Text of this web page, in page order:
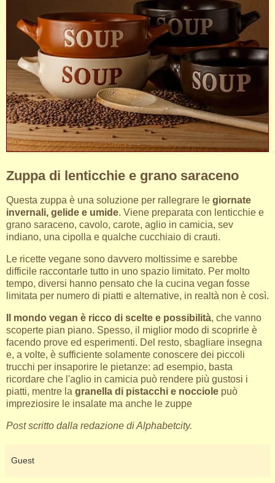
Zuppa di lenticchie e grano saraceno
Questa zuppa è una soluzione per rallegrare le giornate
invernali, gelide e umide. Viene preparata con lenticchie e
grano saraceno, cavolo, carote, aglio in camicia, sev
indiano, una cipolla e qualche cucchiaio di crauti.
Le ricette vegane sono davvero moltissime e sarebbe
difficile raccontarle tutto in uno spazio limitato. Per molto
tempo, diversi hanno pensato che la cucina vegan fosse
limitata per numero di piatti e alternative, in realtà non è così.
Il mondo vegan è ricco di scelte e possibilità, che vanno
scoperte pian piano. Spesso, il miglior modo di scoprirle è
facendo prove ed esperimenti. Del resto, sbagliare insegna
e, a volte, è sufficiente solamente conoscere dei piccoli
trucchi per insaporire le pietanze: ad esempio, basta
ricordare che l'aglio in camicia può rendere più gustosi i
piatti, mentre la granella di pistacchi e nocciole può
impreziosire le insalate ma anche le zuppe
Post scritto dalla redazione di Alphabetcity.
Guest